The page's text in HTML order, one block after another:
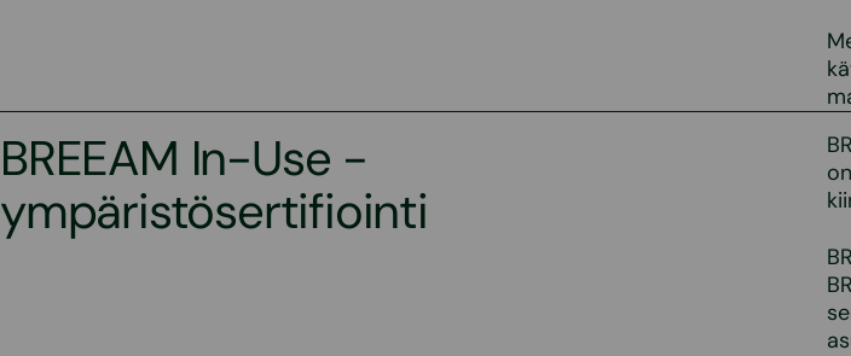
BREEAM In-Use -
ympäristösertifiointi